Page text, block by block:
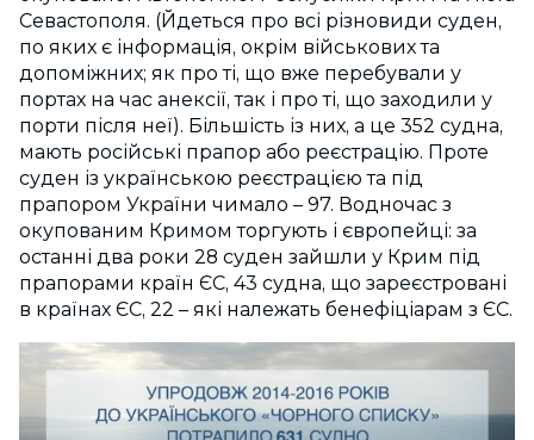
Севастополя. (Йдеться про всі різновиди суден,
по яких є інформація, окрім військових та
допоміжних; як про ті, що вже перебували у
портах на час анексії, так і про ті, що заходили у
порти після неї). Більшість із них, а це 352 судна,
мають російські прапор або реєстрацію. Проте
суден із українською реєстрацією та під
прапором України чимало – 97. Водночас з
окупованим Кримом торгують і європейці: за
останні два роки 28 суден зайшли у Крим під
прапорами країн ЄС, 43 судна, що зареєстровані
в країнах ЄС, 22 – які належать бенефіціарам з ЄС.